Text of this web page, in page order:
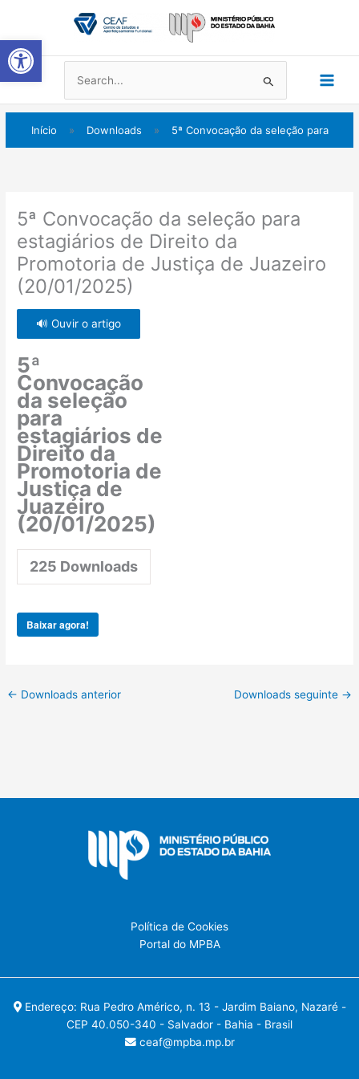
o
conteúdo
Pesquisar
por:
Início » Downloads » 5ª Convocação da seleção para
5ª Convocação da seleção para
estagiários de Direito da
Promotoria de Justiça de Juazeiro
(20/01/2025)
🔊 Ouvir o artigo
5ª
Convocação
da seleção
para
estagiários de
Direito da
Promotoria de
Justiça de
Juazeiro
(20/01/2025)
225 Downloads
Baixar agora!
← Downloads anterior Downloads seguinte →
Política de Cookies
Portal do MPBA
Endereço: Rua Pedro Américo, n. 13 - Jardim Baiano, Nazaré -
CEP 40.050-340 - Salvador - Bahia - Brasil
ceaf@mpba.mp.br
Abrir a barra de ferramentas